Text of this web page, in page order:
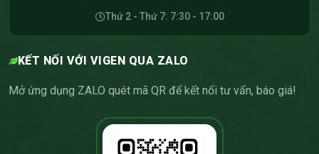
Thứ 2 - Thứ 7: 7:30 - 17:00
KẾT NỐI VỚI VIGEN QUA ZALO
Mở ứng dụng ZALO quét mã QR để kết nối tư vấn, báo giá!